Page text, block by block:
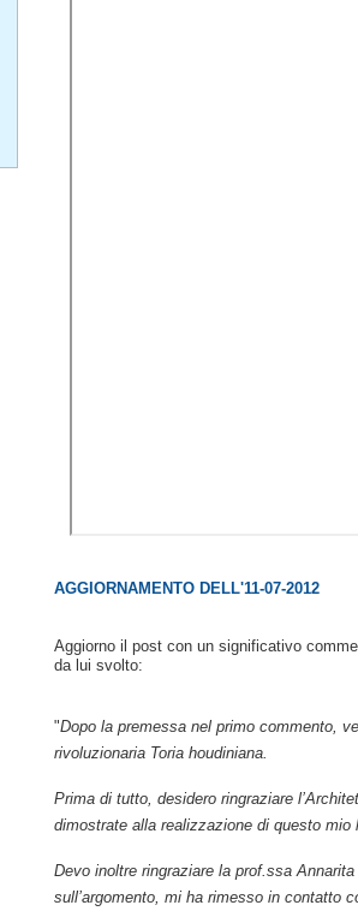
AGGIORNAMENTO DELL'11-07-2012
Aggiorno il post con un significativo
da lui svolto:
"Dopo la premessa nel primo commento,
rivoluzionaria Toria houdiniana.
Prima di tutto, desidero ringraziare
dimostrate alla realizzazione di questo mio
Devo inoltre ringraziare la prof.ssa
sull’argomento, mi ha rimesso in contatto